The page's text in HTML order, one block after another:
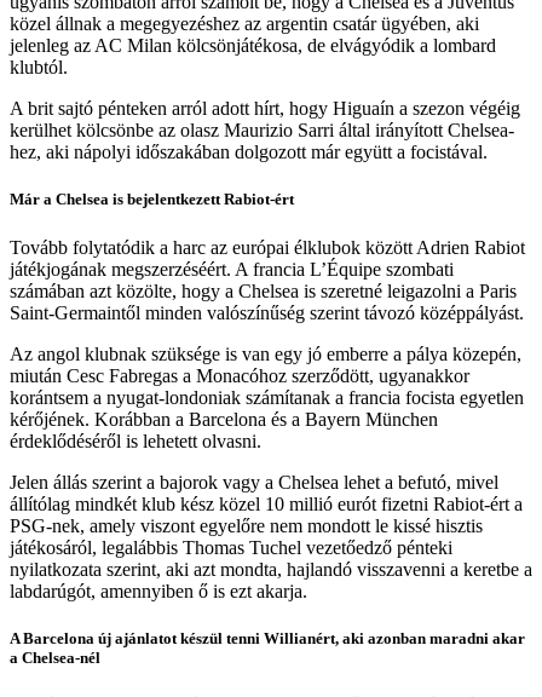
közel állnak a megegyezéshez az argentin csatár ügyében, aki
jelenleg az AC Milan kölcsönjátékosa, de elvágyódik a lombard
klubtól.
A brit sajtó pénteken arról adott hírt, hogy Higuaín a szezon végéig
kerülhet kölcsönbe az olasz Maurizio Sarri által irányított Chelsea-
hez, aki nápolyi időszakában dolgozott már együtt a focistával.
Már a Chelsea is bejelentkezett Rabiot-ért
Tovább folytatódik a harc az európai élklubok között Adrien Rabiot
játékjogának megszerzéséért. A francia L’Équipe szombati
számában azt közölte, hogy a Chelsea is szeretné leigazolni a Paris
Saint-Germaintől minden valószínűség szerint távozó középpályást.
Az angol klubnak szüksége is van egy jó emberre a pálya közepén,
miután Cesc Fabregas a Monacóhoz szerződött, ugyanakkor
korántsem a nyugat-londoniak számítanak a francia focista egyetlen
kérőjének. Korábban a Barcelona és a Bayern München
érdeklődéséről is lehetett olvasni.
Jelen állás szerint a bajorok vagy a Chelsea lehet a befutó, mivel
állítólag mindkét klub kész közel 10 millió eurót fizetni Rabiot-ért a
PSG-nek, amely viszont egyelőre nem mondott le kissé hisztis
játékosáról, legalábbis Thomas Tuchel vezetőedző pénteki
nyilatkozata szerint, aki azt mondta, hajlandó visszavenni a keretbe a
labdarúgót, amennyiben ő is ezt akarja.
A Barcelona új ajánlatot készül tenni Willianért, aki azonban maradni akar
a Chelsea-nél